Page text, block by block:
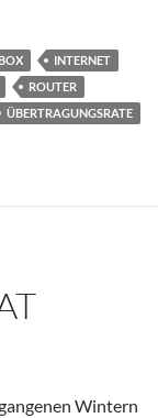
INTERNET
ROUTER
ÜBERTRAGUNGSRATE
Wintern